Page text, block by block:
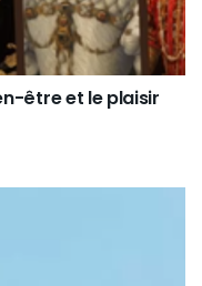
être et le plaisir